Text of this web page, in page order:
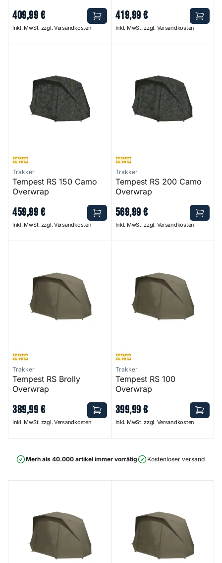
409,99€
Inkl. MwSt. zzgl. Versandkosten
419,99€
Inkl. MwSt. zzgl. Versandkosten
Trakker
Tempest RS 150 Camo
Overwrap
459,99€
Inkl. MwSt. zzgl. Versandkosten
Trakker
Tempest RS 200 Camo
Overwrap
569,99€
Inkl. MwSt. zzgl. Versandkosten
Trakker
Tempest RS Brolly
Overwrap
389,99€
Inkl. MwSt. zzgl. Versandkosten
Trakker
Tempest RS 100
Overwrap
399,99€
Inkl. MwSt. zzgl. Versandkosten
Merh als 40.000 artikel immer vorrätig Kostenloser versand ab